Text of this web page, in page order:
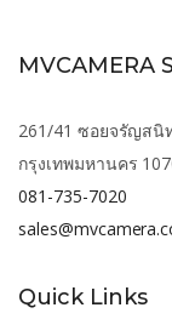
MVCAMERA
261/41 ซอยจรัญสนิ
กรุงเทพมหานคร
081-735-7020
Quick Links